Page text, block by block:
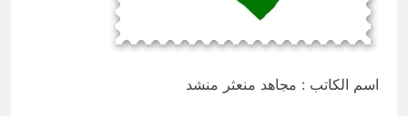
قويدات مجلس قيادة ثورة الإطار
المعصوبين الاثني عشر، حجج اللاتاسم الكاتب : مجاهد منعثر منشد